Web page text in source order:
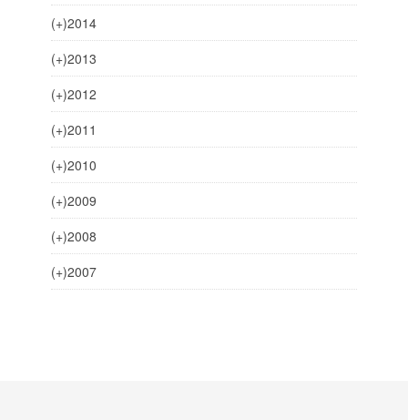
(+)2014
(+)2013
(+)2012
(+)2011
(+)2010
(+)2009
(+)2008
(+)2007